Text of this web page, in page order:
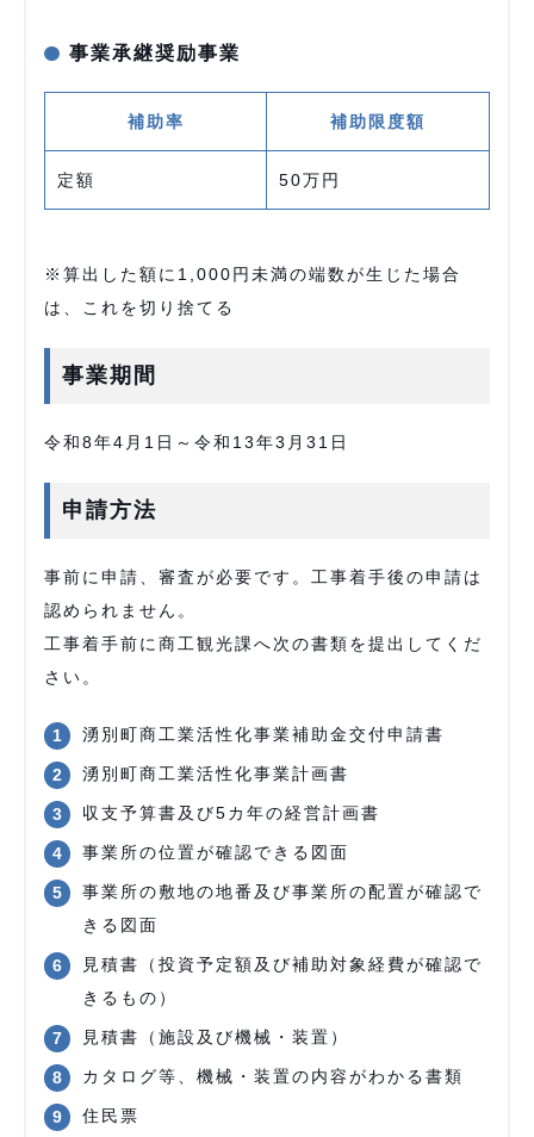
事業承継奨励事業
補助率 補助限度額
定額 50万円
※算出した額に1,000円未満の端数が生じた場合
は、これを切り捨てる
事業期間
令和8年4月1日～令和13年3月31日
申請方法
事前に申請、審査が必要です。工事着手後の申請は
認められません。
工事着手前に商工観光課へ次の書類を提出してくだ
さい。
湧別町商工業活性化事業補助金交付申請書
湧別町商工業活性化事業計画書
収支予算書及び5カ年の経営計画書
事業所の位置が確認できる図面
事業所の敷地の地番及び事業所の配置が確認で
きる図面
見積書（投資予定額及び補助対象経費が確認で
きるもの）
見積書（施設及び機械・装置）
カタログ等、機械・装置の内容がわかる書類
住民票